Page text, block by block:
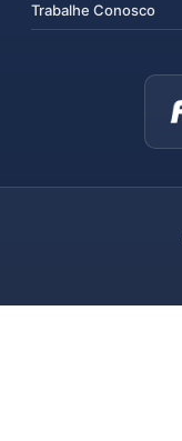
Trabalhe Conosco